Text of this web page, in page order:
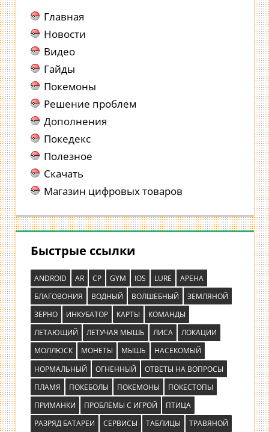
Главная
Новости
Видео
Гайды
Покемоны
Решение проблем
Дополнения
Покедекс
Полезное
Скачать
Магазин цифровых товаров
Быстрые ссылки
ANDROID AR CP GYM IOS LURE
АРЕНА
БЛАГОВОНИЯ
ВОДНЫЙ ВОЛШЕБНЫЙ
ЗЕМЛЯНОЙ
ЗЕРНО
ИНКУБАТОР КАРТЫ
КОМАНДЫ
ЛЕТАЮЩИЙ
ЛЕТУЧАЯ МЫШЬ ЛИСА
ЛОКАЦИИ
МОЛЛЮСК
МОНЕТЫ МЫШЬ
НАСЕКОМЫЙ
НОРМАЛЬНЫЙ
ОГНЕННЫЙ
ОТВЕТЫ НА ВОПРОСЫ
ПЛАМЯ
ПОКЕБОЛЫ ПОКЕМОНЫ
ПОКЕСТОПЫ
ПРИМАНКИ
ПРОБЛЕМЫ С ИГРОЙ
ПТИЦА
РАЗРЯД БАТАРЕИ
СЕРВИСЫ ТАБЛИЦЫ
ТРАВЯНОЙ